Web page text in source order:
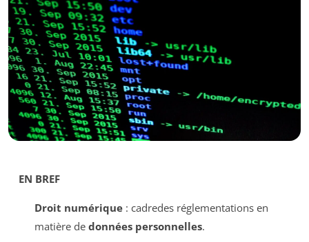
EN BREF
Droit numérique: cadredes réglementations en
matière de données personnelles.